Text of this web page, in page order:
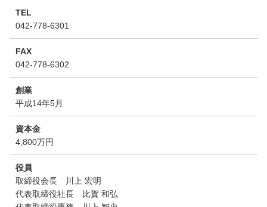
TEL
042-778-6301
FAX
042-778-6302
創業
平成14年5月
資本金
4,800万円
役員
取締役会長 川上 宏明
代表取締役社長 比賀 和弘